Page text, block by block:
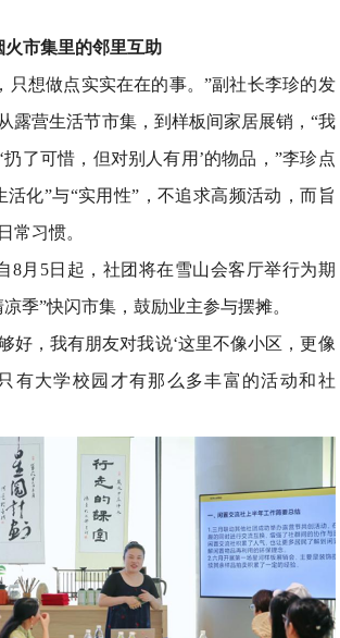
火市集里的邻里互助
只想做点实实在在的事。”副社长李珍的发
露营生活节市集，到样板间家居展销，“我
了可惜，但对别人有用’的物品，”李珍点
活化”与“实用性”，不追求高频活动，而旨
常习惯。
8月5日起，社团将在雪山会客厅举行为期
季”快闪市集，鼓励业主参与摆摊。
好，我有朋友对我说‘这里不像小区，更像
有大学校园才有那么多丰富的活动和社